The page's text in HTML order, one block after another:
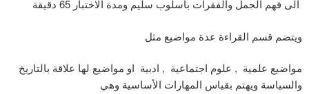
ويتضم قسم القراءة عدة مواضيع مثل
مواضيع علمية , علوم اجتماعية , ادبية او مواضيع لها علاقة بالتاريخ
والسياسة ويهتم بقياس المهارات الأساسية وهي